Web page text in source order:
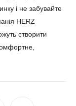
і не забувайте
HERZ
створити